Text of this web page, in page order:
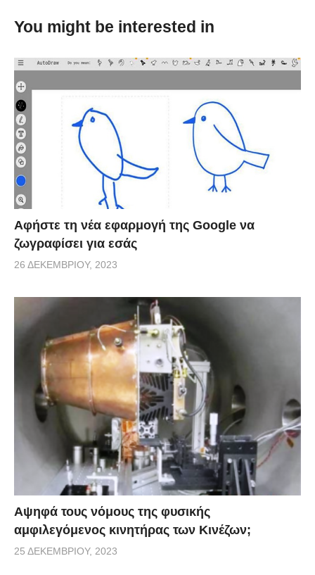
You might be interested in
Αφήστε τη νέα εφαρμογή της Google να
ζωγραφίσει για εσάς
26 ΔΕΚΕΜΒΡΊΟΥ, 2023
Αψηφά τους νόμους της φυσικής
αμφιλεγόμενος κινητήρας των Κινέζων;
25 ΔΕΚΕΜΒΡΊΟΥ, 2023